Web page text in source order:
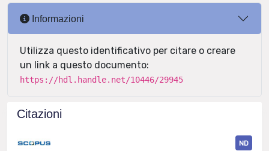
Informazioni
Utilizza questo identificativo per citare o creare
un link a questo documento:
https://hdl.handle.net/10446/29945
Citazioni
ND